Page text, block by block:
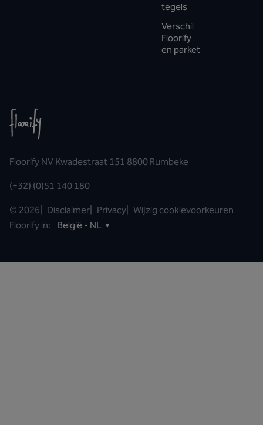
tegels
Verschil
Floorify
en parket
Floorify NV Kwadestraat 151 8800 Rumbeke
(+32) (0)51 140 180
© 2026 Disclaimer Privacy
Wijzig cookievoorkeuren
Floorify in:
België - NL ▼